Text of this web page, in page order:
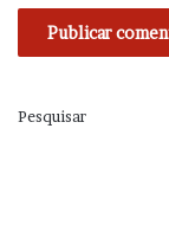
Pesquisar